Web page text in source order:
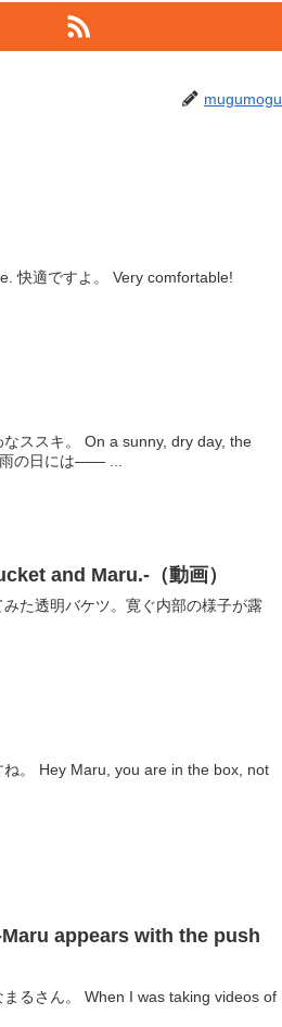
mugumogu
段ボールハウスへようこそ。 Welcome to my box house. 快適ですよ。 Very comfortable!
ススキ。 On a sunny, dry day, the
でも湿度の高い雨の日には―― ...
and Maru.-（動画）
た透明バケツ。寛ぐ内部の様子が露
。 Hey Maru, you are in the box, not
Maru appears with the push
るさん。 When I was taking videos of